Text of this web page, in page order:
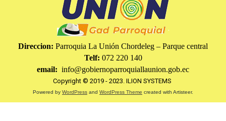
Direccion: Parroquia La Unión Chordeleg – Parque central
Telf: 072 220 140
email: info@gobiernoparroquiallaunion.gob.ec
Copyright © 2019 - 2023. ILION SYSTEMS
Powered by WordPress and WordPress Theme created with Artisteer.